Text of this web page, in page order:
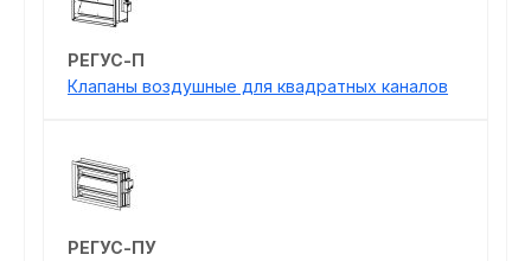
РЕГУС-П
Клапаны воздушные для квадратных каналов
РЕГУС-ПУ